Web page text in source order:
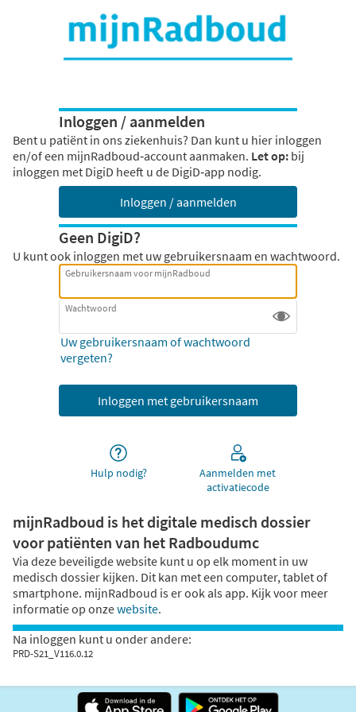
Inloggen / aanmelden
Bent u patiënt in ons ziekenhuis? Dan kunt u hier inloggen
en/of een mijnRadboud‑account aanmaken. Let op: bij
inloggen met DigiD heeft u de DigiD‑app nodig.
Inloggen / aanmelden
Geen DigiD?
U kunt ook inloggen met uw gebruikersnaam en wachtwoord.
Gebruikersnaam voor mijnRadboud
Wachtwoord
Uw gebruikersnaam of wachtwoord
vergeten?
Hulp nodig?
Aanmelden met
activatiecode
mijnRadboud is het digitale medisch dossier
voor patiënten van het Radboudumc
Via deze beveiligde website kunt u op elk moment in uw
medisch dossier kijken. Dit kan met een computer, tablet of
smartphone. mijnRadboud is er ook als app. Kijk voor meer
informatie op onzewebsite.
Na inloggen kunt u onder andere:
PRD-S21_V116.0.12